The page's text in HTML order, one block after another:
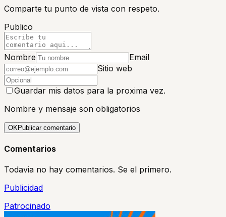
Comparte tu punto de vista con respeto.
Publico
Nombre
Email
Sitio web
Guardar mis datos para la proxima vez.
Nombre y mensaje son obligatorios
OK Publicar comentario
Comentarios
Todavia no hay comentarios. Se el primero.
Publicidad
Patrocinado